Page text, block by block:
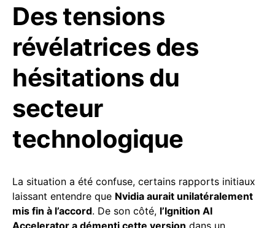
Des tensions
révélatrices des
hésitations du
secteur
technologique
La situation a été confuse, certains rapports initiaux
laissant entendre que Nvidia aurait unilatéralement
mis fin à l’accord. De son côté, l’Ignition AI
Accelerator a démenti cette version dans un